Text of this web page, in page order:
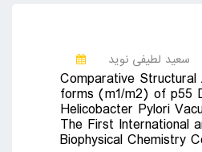
سعید لطیفی نوید
Comparative
forms (m1/m2) of p55
Helicobacter Pylori
The First International
Biophysical Chemistry